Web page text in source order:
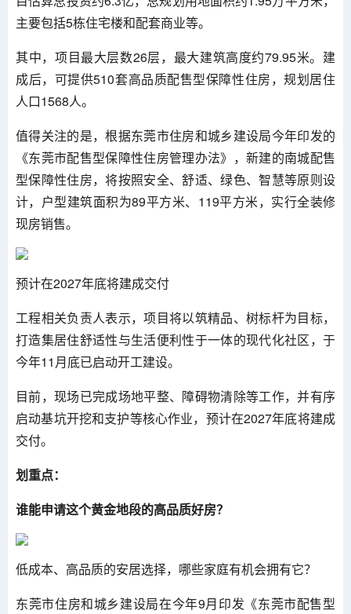
主要包括5栋住宅楼和配套商业等。
其中，项目最大层数26层，最大建筑高度约79.95米。建
成后，可提供510套高品质配售型保障性住房，规划居住
人口1568人。
值得关注的是，根据东莞市住房和城乡建设局今年印发的
《东莞市配售型保障性住房管理办法》，新建的南城配售
型保障性住房，将按照安全、舒适、绿色、智慧等原则设
计，户型建筑面积为89平方米、119平方米，实行全装修
现房销售。
预计在2027年底将建成交付
工程相关负责人表示，项目将以筑精品、树标杆为目标，
打造集居住舒适性与生活便利性于一体的现代化社区，于
今年11月底已启动开工建设。
目前，现场已完成场地平整、障碍物清除等工作，并有序
启动基坑开挖和支护等核心作业，预计在2027年底将建成
交付。
划重点：
谁能申请这个黄金地段的高品质好房？
低成本、高品质的安居选择，哪些家庭有机会拥有它？
东莞市住房和城乡建设局在今年9月印发《东莞市配售型